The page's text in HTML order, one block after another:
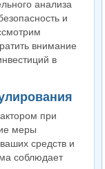
анализа
и
внимание
в
при
меры
средств и
соблюдает